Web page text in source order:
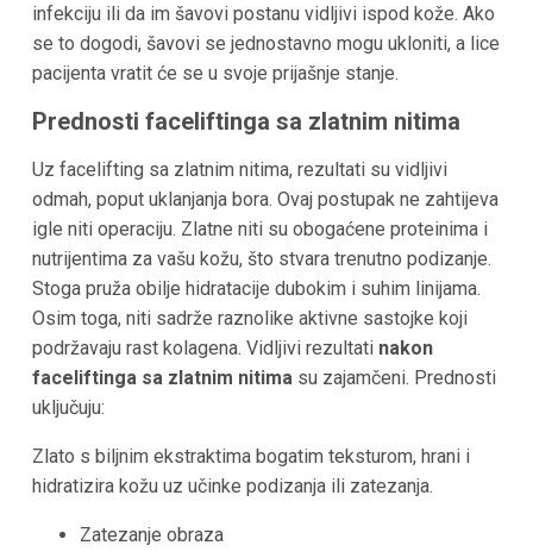
infekciju ili da im šavovi postanu vidljivi ispod kože. Ako
se to dogodi, šavovi se jednostavno mogu ukloniti, a lice
pacijenta vratit će se u svoje prijašnje stanje.
Prednosti faceliftinga sa zlatnim nitima
Uz facelifting sa zlatnim nitima, rezultati su vidljivi
odmah, poput uklanjanja bora. Ovaj postupak ne zahtijeva
igle niti operaciju. Zlatne niti su obogaćene proteinima i
nutrijentima za vašu kožu, što stvara trenutno podizanje.
Stoga pruža obilje hidratacije dubokim i suhim linijama.
Osim toga, niti sadrže raznolike aktivne sastojke koji
podržavaju rast kolagena. Vidljivi rezultati nakon
faceliftinga sa zlatnim nitimasu zajamčeni. Prednosti
uključuju:
Zlato s biljnim ekstraktima bogatim teksturom, hrani i
hidratizira kožu uz učinke podizanja ili zatezanja.
Zatezanje obraza